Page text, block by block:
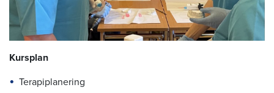
Kursplan
Terapiplanering